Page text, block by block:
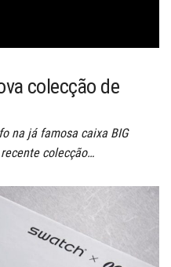
colecção de
na já famosa caixa BIG
colecção…